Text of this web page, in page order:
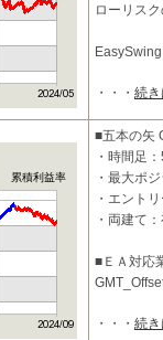
ローリス
・・・ 続
累積利益率
■五本の矢
・時間足
・最大ポ
・エント
・両建て
■ＥＡ対応
■投資コン
・・・ 続